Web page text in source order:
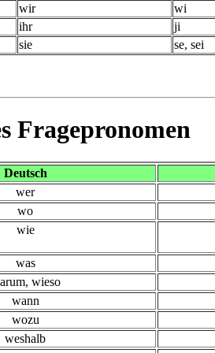
wir
wi
ihr
ji
sie se, sei
Fragepronomen
Deutsch
wer
wo
wie
was
wieso
wann
wozu
weshalb